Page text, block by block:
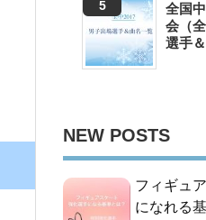
全国
会（
選手
NEW POSTS
フィギュ
になれる